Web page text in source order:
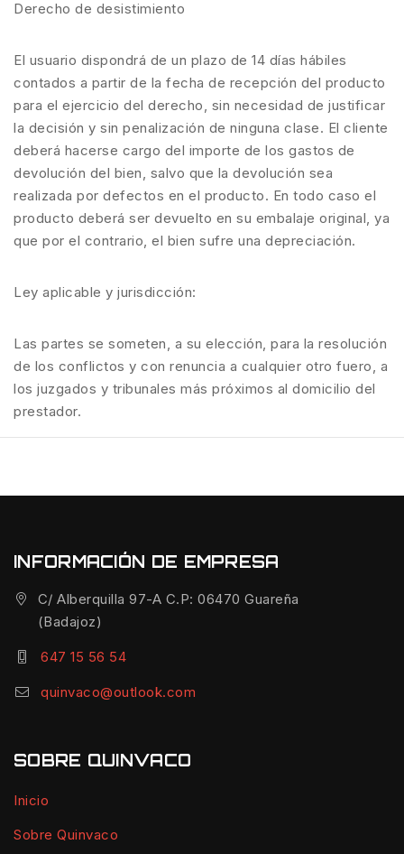
Derecho de desistimiento
El usuario dispondrá de un plazo de 14 días hábiles
contados a partir de la fecha de recepción del producto
para el ejercicio del derecho, sin necesidad de justificar
la decisión y sin penalización de ninguna clase. El cliente
deberá hacerse cargo del importe de los gastos de
devolución del bien, salvo que la devolución sea
realizada por defectos en el producto. En todo caso el
producto deberá ser devuelto en su embalaje original, ya
que por el contrario, el bien sufre una depreciación.
Ley aplicable y jurisdicción:
Las partes se someten, a su elección, para la resolución
de los conflictos y con renuncia a cualquier otro fuero, a
los juzgados y tribunales más próximos al domicilio del
prestador.
INFORMACIÓN DE EMPRESA
C/ Alberquilla 97-A C.P: 06470 Guareña
(Badajoz)
647 15 56 54
quinvaco@outlook.com
SOBRE QUINVACO
Inicio
Sobre Quinvaco